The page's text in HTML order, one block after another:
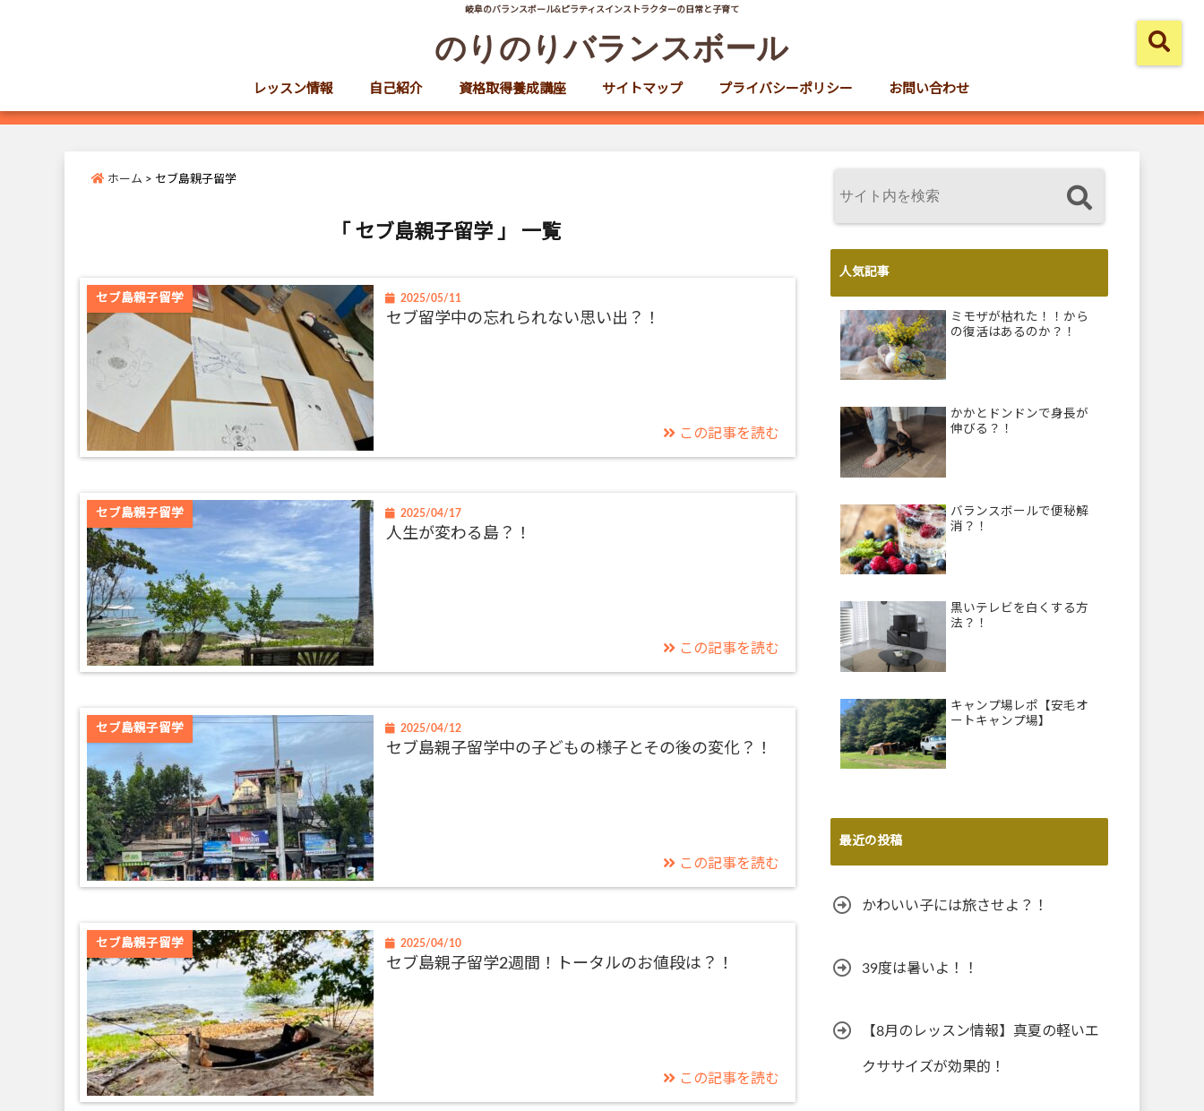
岐阜のバランスボール&ピラティスインストラクターの日常と子育て
のりのりバランスボール
レッスン情報 自己紹介 資格取得養成講座 サイトマップ プライバシーポリシー お問い合わせ
ホーム > セブ島親子留学
「 セブ島親子留学 」 一覧
セブ島親子留学 2025/05/11
セブ留学中の忘れられない思い出？！
この記事を読む
セブ島親子留学 2025/04/17
人生が変わる島？！
この記事を読む
セブ島親子留学 2025/04/12
セブ島親子留学中の子どもの様子とその後の変化？！
この記事を読む
セブ島親子留学 2025/04/10
セブ島親子留学2週間！トータルのお値段は？！
この記事を読む
人気記事
ミモザが枯れた！！から
の復活はあるのか？！
かかとドンドンで身長が
伸びる？！
バランスボールで便秘解
消？！
黒いテレビを白くする方
法？！
キャンプ場レポ【安毛オ
ートキャンプ場】
最近の投稿
かわいい子には旅させよ？！
39度は暑いよ！！
【8月のレッスン情報】真夏の軽いエ
クササイズが効果的！